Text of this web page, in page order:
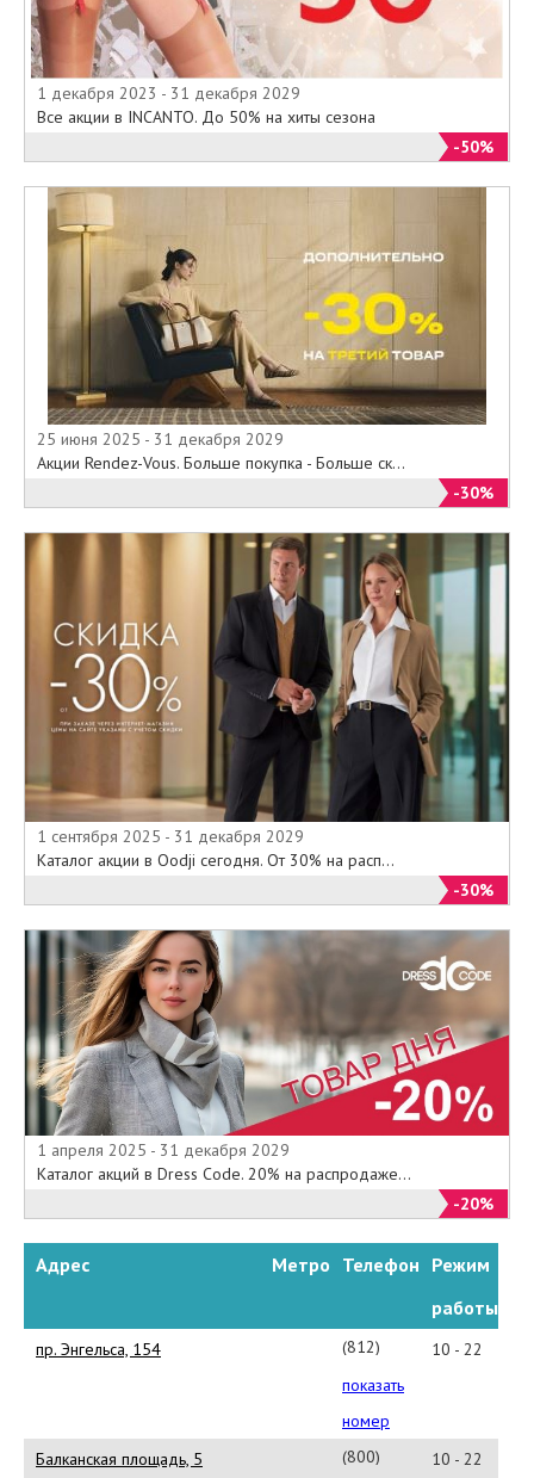
1 декабря 2023 - 31 декабря 2029
Все акции в INCANTO. До 50% на хиты сезона
-50%
25 июня 2025 - 31 декабря 2029
Акции Rendez-Vous. Больше покупка - Больше ск...
-30%
1 сентября 2025 - 31 декабря 2029
Каталог акции в Oodji сегодня. От 30% на расп...
-30%
1 апреля 2025 - 31 декабря 2029
Каталог акций в Dress Code. 20% на распродаже...
-20%
Адрес Метро Телефон Режим
работы
пр. Энгельса, 154
(812)777-
89-
99
показать
номер
10 - 22
Балканская площадь, 5
(800)
10 - 22